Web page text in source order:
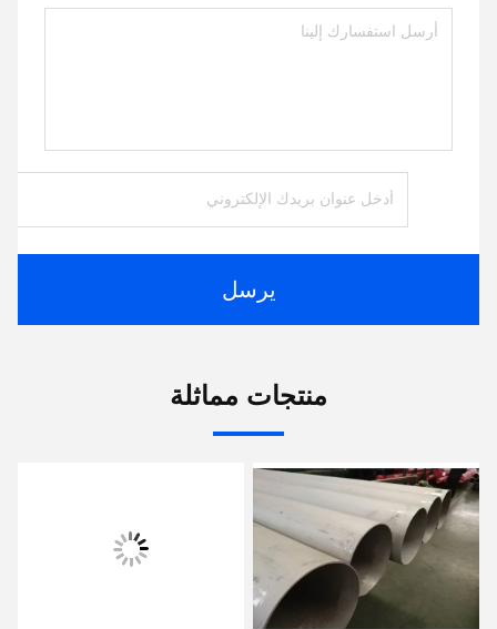
يرسل
منتجات مماثلة